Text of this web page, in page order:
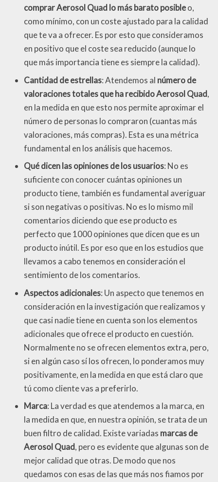
comprar Aerosol Quad lo más barato posibleo,
como mínimo, con un coste ajustado para la calidad
que te va a ofrecer. Es por esto que consideramos
en positivo que el coste sea reducido (aunque lo
que más importancia tiene es siempre la calidad).
Cantidad de estrellas: Atendemos al número de
valoraciones totales que ha recibido Aerosol Quad,
en la medida en que esto nos permite aproximar el
número de personas lo compraron (cuantas más
valoraciones, más compras). Esta es una métrica
fundamental en los análisis que hacemos.
Qué dicen las opiniones de los usuarios: No es
suficiente con conocer cuántas opiniones un
producto tiene, también es fundamental averiguar
si son negativas o positivas. No es lo mismo mil
comentarios diciendo que ese producto es
perfecto que 1000 opiniones que dicen que es un
producto inútil. Es por eso que en los estudios que
llevamos a cabo tenemos en consideración el
sentimiento de los comentarios.
Aspectos adicionales: Un aspecto que tenemos en
consideración en la investigación que realizamos y
que casi nadie tiene en cuenta son los elementos
adicionales que ofrece el producto en cuestión.
Normalmente no se ofrecen elementos extra, pero,
si en algún caso sí los ofrecen, lo ponderamos muy
positivamente, en la medida en que está claro que
tú como cliente vas a preferirlo.
Marca: La verdad es que atendemos a la marca, en
la medida en que, en nuestra opinión, se trata de un
buen filtro de calidad. Existe variadas marcas de
Aerosol Quad, pero es evidente que algunas son de
mejor calidad que otras. De modo que nos
quedamos con esas de las que más nos fiamos por